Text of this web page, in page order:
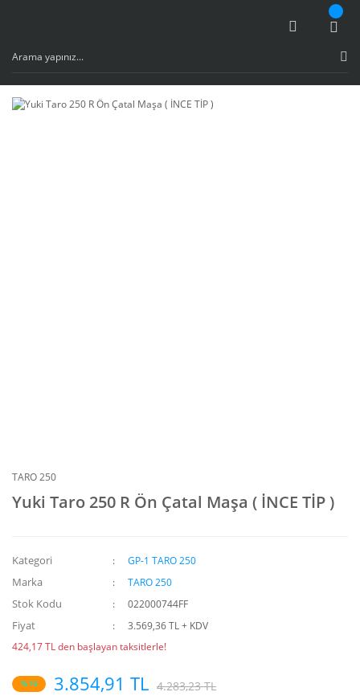
TARO 250
Yuki Taro 250 R Ön Çatal Maşa ( İNCE TİP )
Kategori GP-1 TARO 250
Marka TARO 250
Stok Kodu 022000744FF
Fiyat
3.569,36 TL + KDV
424,17 TL den başlayan taksitlerle!
%10 3.854,91 TL 4.283,23 TL